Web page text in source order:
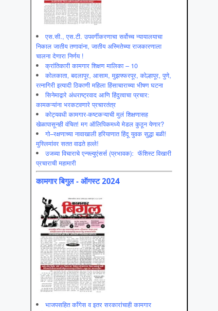
एस.सी., एस.टी. उपवर्गीकरणाचा सर्वोच्च न्यायालयाचा
निकाल जातीय तणावांना, जातीय अस्मितेच्या राजकारणाला
चालना देणारा निर्णय !
क्रांतिकारी कामगार शिक्षण मालिका – 10
कोलकाता, बदलापूर, आसाम, मुझफ्फरपूर, कोल्हापूर, पुणे,
रत्नागिरी इत्यादी ठिकाणी महिला हिंसाचाराच्या भीषण घटना
सिनेमाद्वारे अंधराष्ट्रवाद आणि हिंदुत्वाचा प्रचार:
कामकऱ्यांना भरकटवणारे प्रचारतंत्र
कोट्यवधी कामगार-कष्टकऱ्याची मुलं शिक्षणासह
खेळापासूनही वंचित! मग ऑलिपिकमध्ये मेडल कुठून येणार?
गो–रक्षणाच्या नावाखाली हरियाणात हिंदू युवक सुद्धा बळी!
मुस्लिमांवर सतत वाढते हल्ले!
उजव्या विचाराचे एन्फ्ल्युएंसर्स (प्रभावक): फॅशिस्ट विखारी
प्रचाराची महामारी
कामगार बिगुल - ऑगस्ट 2024
भाजपसहित कॉंगेस व इतर सरकारांचाही कामगार